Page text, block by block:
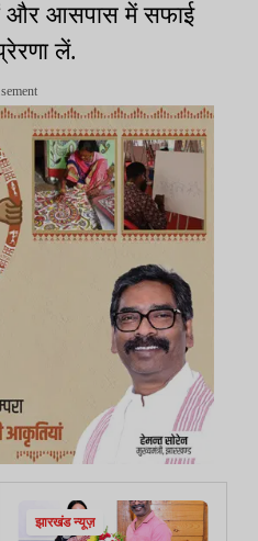
और आसपास में सफाई
लें.
झारखंड न्यूज़